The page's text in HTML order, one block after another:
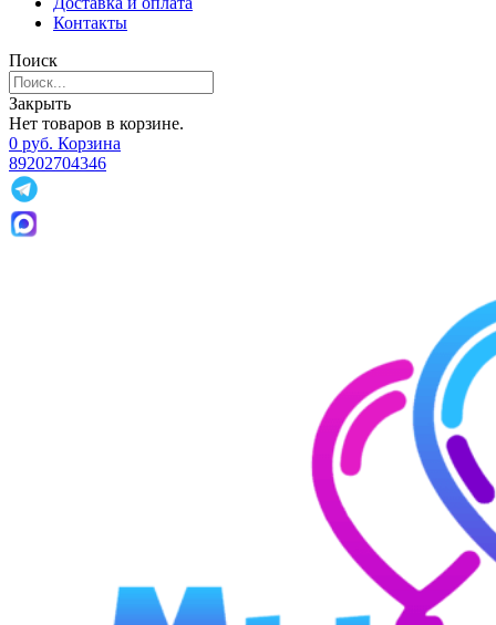
Контакты
Поиск
Закрыть
Нет товаров в корзине.
0 руб. Корзина
89202704346